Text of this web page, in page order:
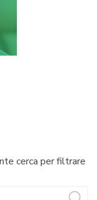
cerca per filtrare